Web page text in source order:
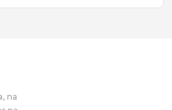
pública.Eu sempre
no ano passado para que eu
e corrigir minha rota.E além
que fizeram um
ele tem que perder tempo
na